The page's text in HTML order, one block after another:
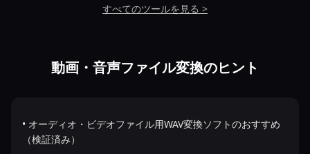
すべてのツールを見る >
動画・音声ファイル変換のヒント
• オーディオ・ビデオファイル用WAV変換ソフトのおすすめ
（検証済み）